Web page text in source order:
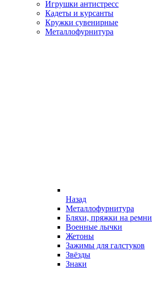
Игрушки антистресс
Кадеты и курсанты
Кружки сувенирные
Металлофурнитура
Назад
Металлофурнитура
Бляхи, пряжки на ремни
Военные лычки
Жетоны
Зажимы для галстуков
Звёзды
Знаки